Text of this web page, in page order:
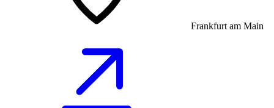
Frankfurt am Main